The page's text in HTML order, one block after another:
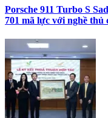
Porsche 911 Turbo S
701 mã lực với nghề thủ